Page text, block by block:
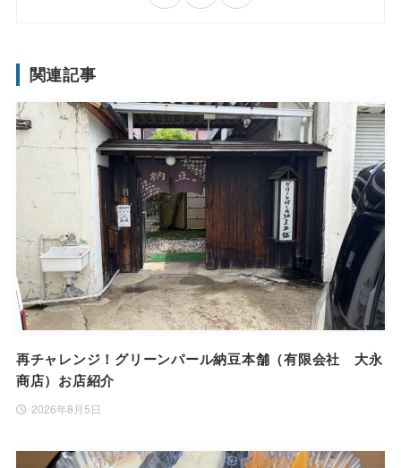
関連記事
再チャレンジ！グリーンパール納豆本舗（有限会社 大永
商店）お店紹介
2026年8月5日